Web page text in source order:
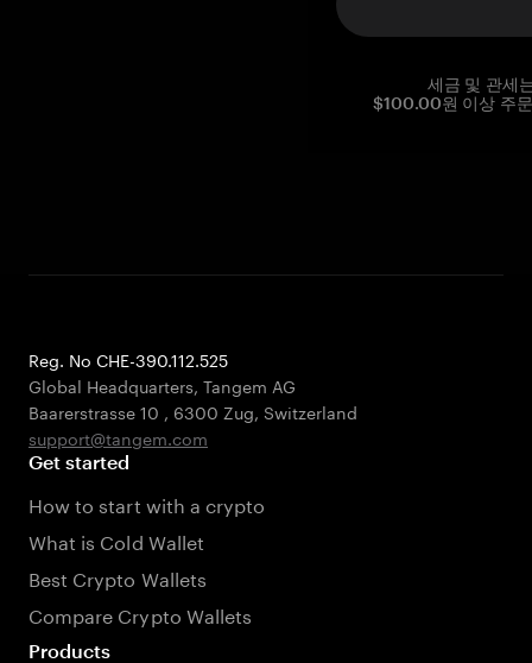
세금 및 관세
$100.00원 이상 주
Reg. No CHE-390.112.525
Global Headquarters, Tangem AG
Baarerstrasse 10 , 6300 Zug, Switzerland
support@tangem.com
Get started
How to start with a crypto
What is Cold Wallet
Best Crypto Wallets
Compare Crypto Wallets
Products